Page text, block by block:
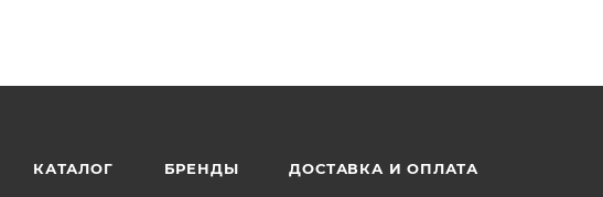
КАТАЛОГ БРЕНДЫ ДОСТАВКА И ОПЛАТА